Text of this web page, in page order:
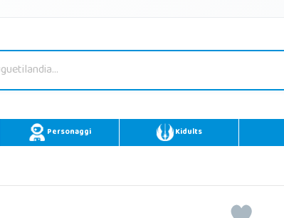
Personaggi Kidults